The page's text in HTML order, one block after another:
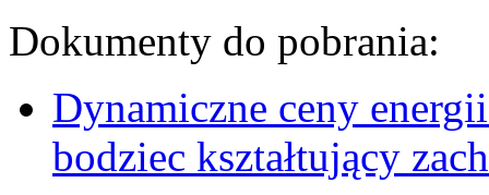
Dokumenty do pobrania:
Dynamiczne ceny
bodziec kształtujący